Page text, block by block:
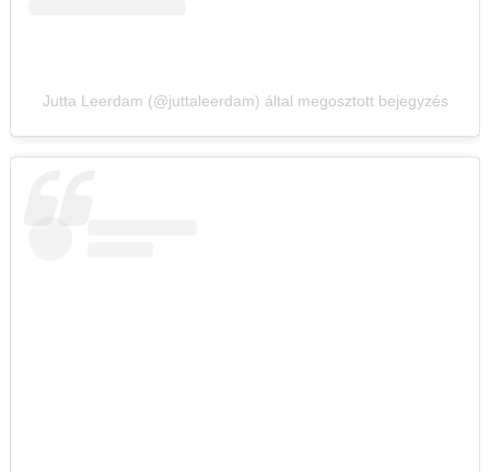
Jutta Leerdam (@juttaleerdam) által megosztott bejegyzés